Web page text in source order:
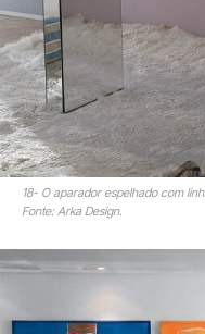
18- O aparador espelhado com
Fonte: Arka Design.